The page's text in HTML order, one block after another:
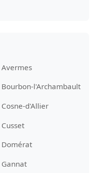
Avermes
Bourbon-l'Archambault
Cosne-d'Allier
Cusset
Domérat
Gannat